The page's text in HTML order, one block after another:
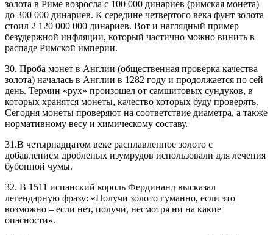
золота в Риме возросла с 100 000 динариев (римская монета)
до 300 000 динариев. К середине четвертого века фунт золота
стоил 2 120 000 000 динариев. Вот и наглядный пример
безудержной инфляции, который частично можно винить в
распаде Римской империи.
30. Проба монет в Англии (общественная проверка качества
золота) началась в Англии в 1282 году и продолжается по сей
день. Термин «pyx» произошел от самшитовых сундуков, в
которых хранятся монеты, качество которых буду проверять.
Сегодня монеты проверяют на соответствие диаметра, а также
нормативному весу и химическому составу.
31.В четырнадцатом веке расплавленное золото с
добавлением дробленых изумрудов использовали для лечения
бубонной чумы.
32. В 1511 испанский король Фердинанд высказал
легендарную фразу: «Получи золото гуманно, если это
возможно – если нет, получи, несмотря ни на какие
опасности».